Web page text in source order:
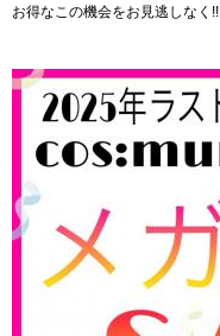
お得なこの機会をお見逃しなく!!